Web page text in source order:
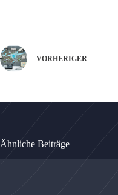
VORHERIGER
Ähnliche Beiträge